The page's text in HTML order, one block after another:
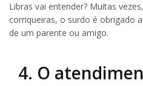
Libras vai entender? Muitas
corriqueiras, o surdo é obrigado
de um parente ou amigo.
4. O